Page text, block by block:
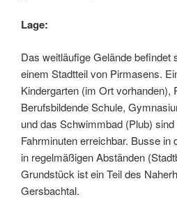
Lage:
Das weitläufige Gelände befindet
einem Stadtteil von Pirmasens.
Kindergarten (im Ort vorhanden),
Berufsbildende Schule,
und das Schwimmbad (Plub)
Fahrminuten erreichbar. Busse in
in regelmäßigen Abständen
Grundstück ist ein Teil des
Gersbachtal.